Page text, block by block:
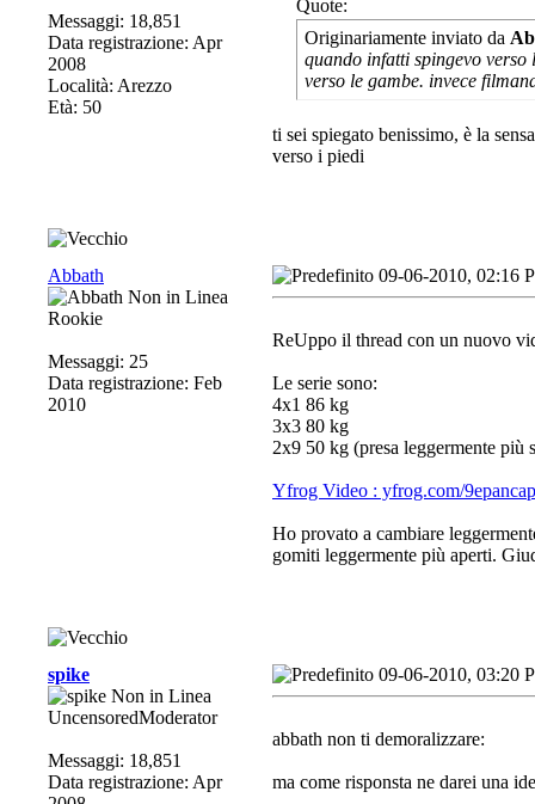
Messaggi: 18,851
Data registrazione: Apr
2008
Località: Arezzo
Età: 50
Quote:
Originariamente inviato da
quando infatti spingevo
verso le gambe. invece
ti sei spiegato benissimo, è la
verso i piedi
Abbath
Rookie
Messaggi: 25
Data registrazione: Feb
2010
09-06-2010, 02:16
ReUppo il thread con un nuovo
Le serie sono:
4x1 86 kg
3x3 80 kg
2x9 50 kg (presa leggermente più
Yfrog Video : yfrog.com/
Ho provato a cambiare
gomiti leggermente più aperti.
spike
UncensoredModerator
Messaggi: 18,851
Data registrazione: Apr
09-06-2010, 03:20
abbath non ti demoralizzare:
ma come risponsta ne darei una